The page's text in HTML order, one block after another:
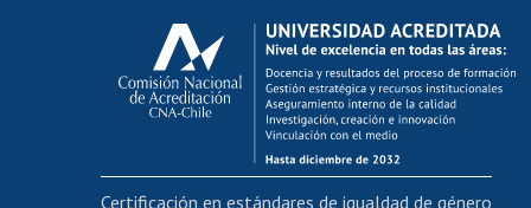
Calificación académica
Postulación al AUCAI
Funcionarias/os
Cursos internos de capacitación
Bienestar del personal
Portal de movilidad interna
Certificación en estándares de igualdad de género